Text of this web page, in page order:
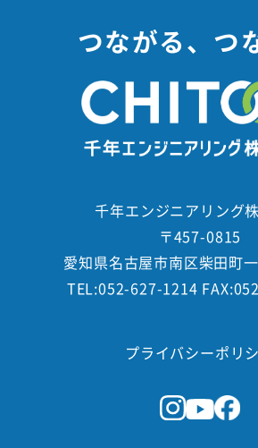
つながる、つ
千年エンジニアリング
〒457-0815
愛知県名古屋市南区柴田町
TEL:052-627-1214
プライバシーポリ